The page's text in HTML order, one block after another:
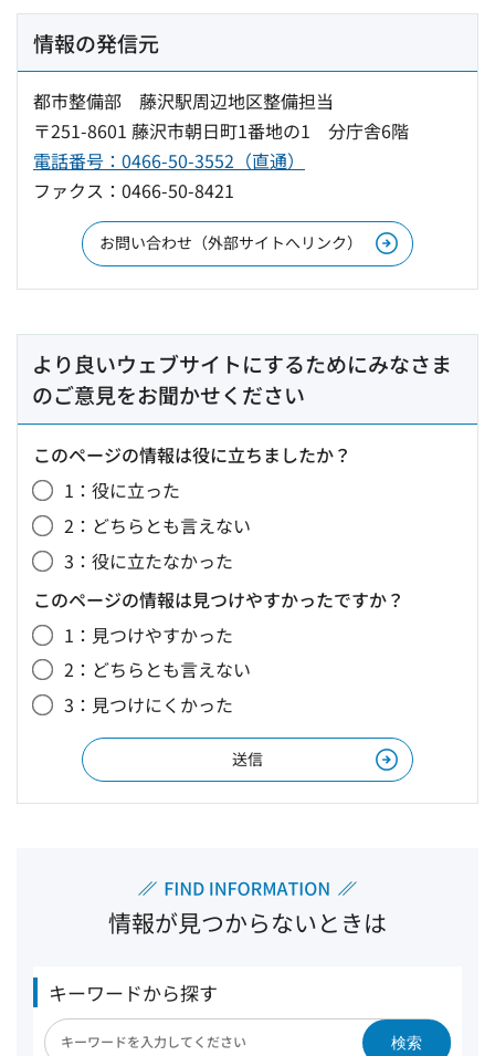
情報の発信元
都市整備部 藤沢駅周辺地区整備担当
〒251-8601 藤沢市朝日町1番地の1 分庁舎6階
電話番号：0466-50-3552（直通）
ファクス：0466-50-8421
お問い合わせ（外部サイトへリンク）
より良いウェブサイトにするためにみなさま
のご意見をお聞かせください
このページの情報は役に立ちましたか？
1：役に立った
2：どちらとも言えない
3：役に立たなかった
このページの情報は見つけやすかったですか？
1：見つけやすかった
2：どちらとも言えない
3：見つけにくかった
情報が見つからないときは
キーワードから探す
検索